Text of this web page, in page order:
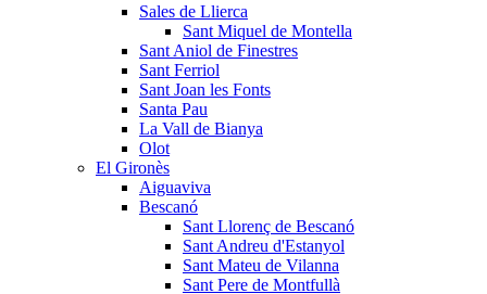
Sales de Llierca
Sant Miquel de Montella
Sant Aniol de Finestres
Sant Ferriol
Sant Joan les Fonts
Santa Pau
La Vall de Bianya
Olot
El Gironès
Aiguaviva
Bescanó
Sant Llorenç de Bescanó
Sant Andreu d'Estanyol
Sant Mateu de Vilanna
Sant Pere de Montfullà